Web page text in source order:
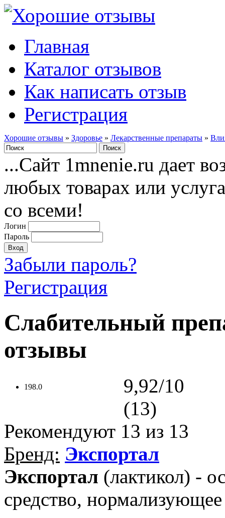
Главная
Каталог отзывов
Как написать отзыв
Регистрация
Хорошие отзывы » Здоровье » Лекарственные препараты »
...Сайт 1mnenie.ru дает
любых товарах или
со всеми!
Логин
Пароль
Забыли пароль?
Регистрация
Слабительный
отзывы
198.0
9,92/10
(13)
Рекомендуют 13 из 13
Бренд: Экспортал
Экспортал (лактикол) -
средство,